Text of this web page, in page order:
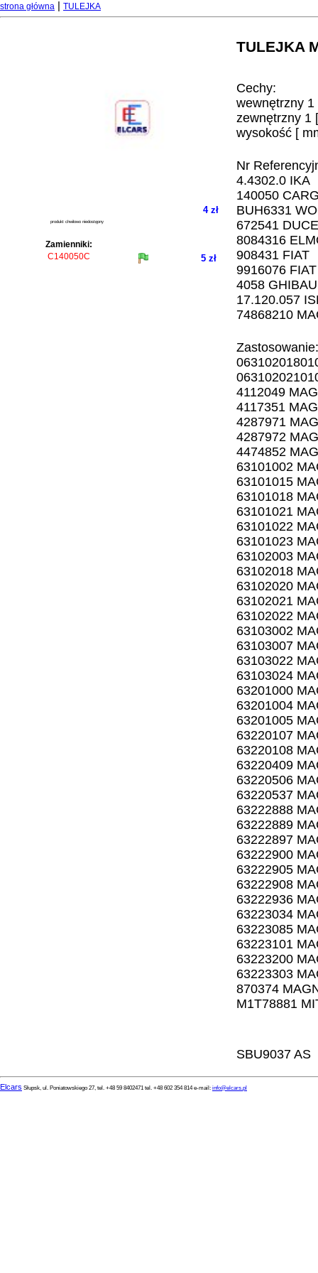
strona główna TULEJKA
4 zł
produkt chwilowo niedostępny
Zamienniki:
C140050C
5 zł
TULEJKA
Cechy:
wewnętrzny
zewnętrzny 1
wysokość [
Nr
4.4302.0 IKA
140050
BUH6331
672541
8084316
908431 FIAT
9916076 FIAT
4058
17.120.057
74868210
Zastosowanie:
4112049
4117351
4287971
4287972
4474852
63101002
63101015
63101018
63101021
63101022
63101023
63102003
63102018
63102020
63102021
63102022
63103002
63103007
63103022
63103024
63201000
63201004
63201005
63220107
63220108
63220409
63220506
63220537
63222888
63222889
63222897
63222900
63222905
63222908
63222936
63223034
63223085
63223101
63223200
63223303
870374
M1T78881
SBU9037 AS
Elcars Słupsk, ul. Poniatowskiego 27, tel. +48 59 8402471 tel. +48 602 354 814 e-mail: info@elcars.pl